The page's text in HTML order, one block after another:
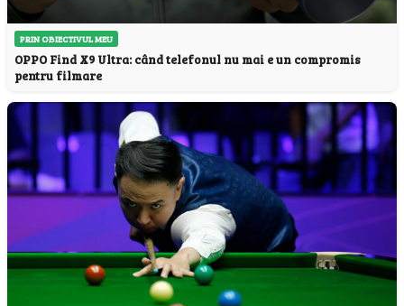
PRIN OBIECTIVUL MEU
OPPO Find X9 Ultra: când telefonul nu mai e un compromis
pentru filmare